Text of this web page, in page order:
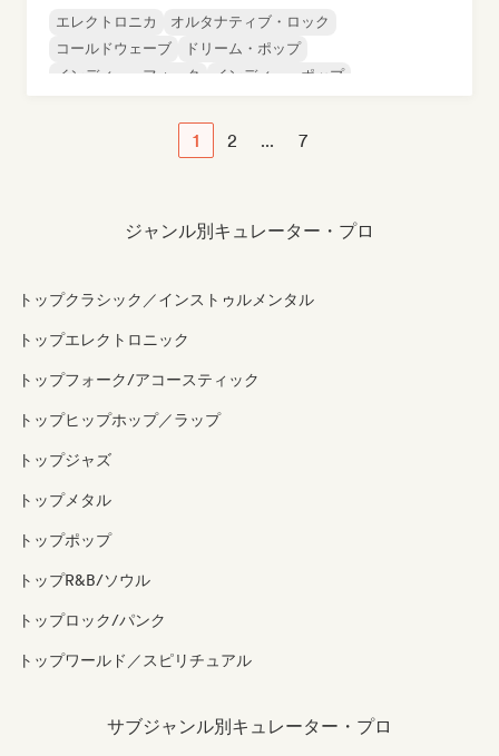
エレクトロニカ
オルタナティブ・ロック
コールドウェーブ
ドリーム・ポップ
インディー・フォーク
インディー・ポップ
1 2 ... 7
ジャンル別キュレーター・プロ
トップクラシック／インストゥルメンタル
トップエレクトロニック
トップフォーク/アコースティック
トップヒップホップ／ラップ
トップジャズ
トップメタル
トップポップ
トップR&B/ソウル
トップロック/パンク
トップワールド／スピリチュアル
サブジャンル別キュレーター・プロ